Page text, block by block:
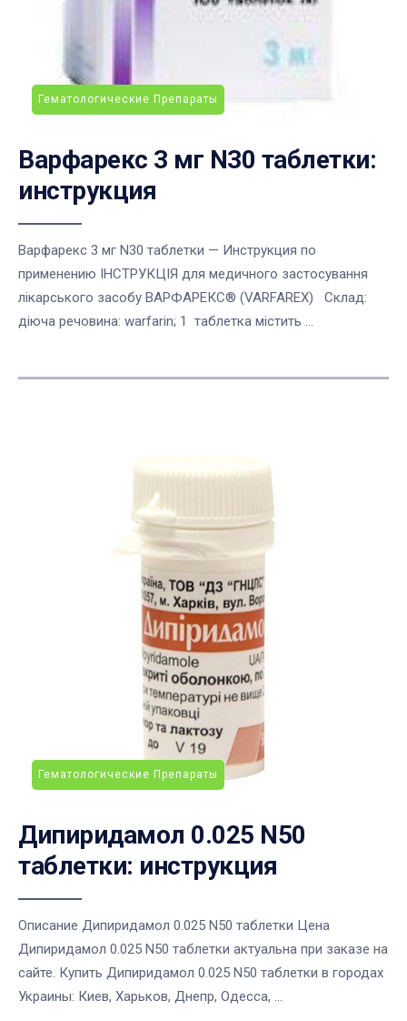
Гематологические Препараты
Варфарекс 3 мг N30 таблетки:
инструкция
Варфарекс 3 мг N30 таблетки — Инструкция по
применению ІНСТРУКЦІЯ для медичного застосування
лікарського засобу ВАРФАРЕКС® (VARFAREX) Склад:
діюча речовина: warfarin; 1 таблетка містить ...
Гематологические Препараты
Дипиридамол 0.025 N50
таблетки: инструкция
Описание Дипиридамол 0.025 N50 таблетки Цена
Дипиридамол 0.025 N50 таблетки актуальна при заказе на
сайте. Купить Дипиридамол 0.025 N50 таблетки в городах
Украины: Киев, Харьков, Днепр, Одесса, ...